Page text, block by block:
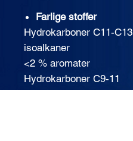
Farlige stoffer
Hydrokarboner C11-C13
isoalkaner
<2 % aromater
Hydrokarboner C9-11